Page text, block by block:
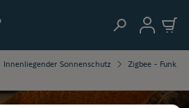
Innenliegender Sonnenschutz
Zigbee - Funk